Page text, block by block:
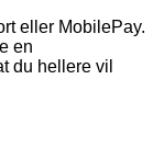
eller MobilePay.
en
du hellere vil